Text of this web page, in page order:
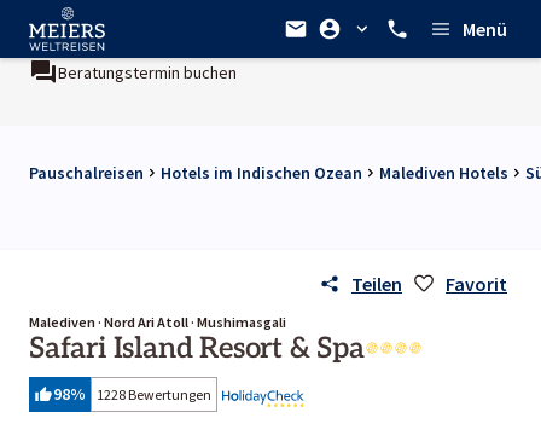
Menü
buchen Ein Unternehmen der
Pauschalreisen Hotels im Indischen Ozean Malediven Hotels
Teilen Favorit
Malediven · Nord Ari Atoll · Mushimasgali
Safari Island Resort & Spa
98% 1228 Bewertungen